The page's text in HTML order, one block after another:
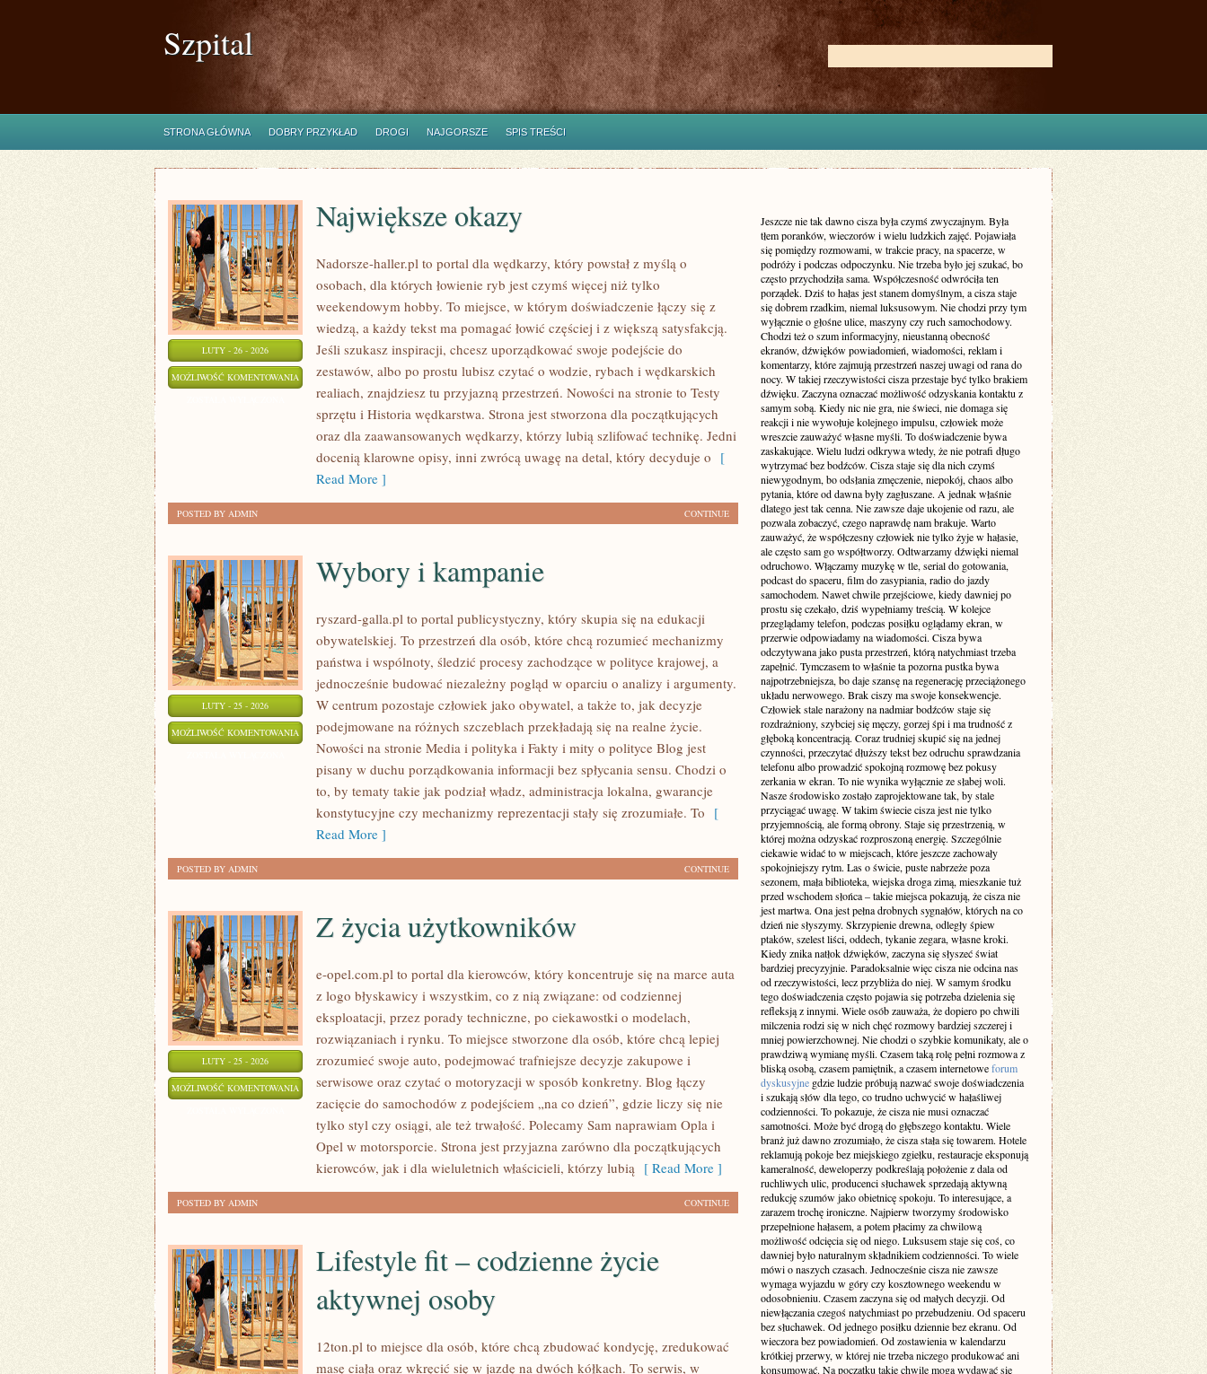
Szpital
STRONA GŁÓWNA DOBRY PRZYKŁAD DROGI NAJGORSZE SPIS TREŚCI
LUTY - 26 - 2026
MOŻLIWOŚĆ KOMENTOWANIA NAJWIĘKSZE
OKAZY
Największe okazy
Nadorsze-haller.pl to portal dla wędkarzy, który powstał z myślą o
osobach, dla których łowienie ryb jest czymś więcej niż tylko
weekendowym hobby. To miejsce, w którym doświadczenie łączy się z
wiedzą, a każdy tekst ma pomagać łowić częściej i z większą satysfakcją.
Jeśli szukasz inspiracji, chcesz uporządkować swoje podejście do
zestawów, albo po prostu lubisz czytać o wodzie, rybach i wędkarskich
realiach, znajdziesz tu przyjazną przestrzeń. Nowości na stronie to Testy
sprzętu i Historia wędkarstwa. Strona jest stworzona dla początkujących
oraz dla zaawansowanych wędkarzy, którzy lubią szlifować technikę. Jedni
docenią klarowne opisy, inni zwrócą uwagę na detal, który decyduje o [
Read More ]
CONTINUE
POSTED BY ADMIN
LUTY - 25 - 2026
MOŻLIWOŚĆ KOMENTOWANIA WYBORY
KAMPANIE
Wybory i kampanie
ryszard-galla.pl to portal publicystyczny, który skupia się na edukacji
obywatelskiej. To przestrzeń dla osób, które chcą rozumieć mechanizmy
państwa i wspólnoty, śledzić procesy zachodzące w polityce krajowej, a
jednocześnie budować niezależny pogląd w oparciu o analizy i argumenty.
W centrum pozostaje człowiek jako obywatel, a także to, jak decyzje
podejmowane na różnych szczeblach przekładają się na realne życie.
Nowości na stronie Media i polityka i Fakty i mity o polityce Blog jest
pisany w duchu porządkowania informacji bez spłycania sensu. Chodzi o
to, by tematy takie jak podział władz, administracja lokalna, gwarancje
konstytucyjne czy mechanizmy reprezentacji stały się zrozumiałe. To [
Read More ]
CONTINUE
POSTED BY ADMIN
LUTY - 25 - 2026
MOŻLIWOŚĆ KOMENTOWANIA
ŻYCIA
UŻYTKOWNIKÓW
Z życia użytkowników
e-opel.com.pl to portal dla kierowców, który koncentruje się na marce auta
z logo błyskawicy i wszystkim, co z nią związane: od codziennej
eksploatacji, przez porady techniczne, po ciekawostki o modelach,
rozwiązaniach i rynku. To miejsce stworzone dla osób, które chcą lepiej
zrozumieć swoje auto, podejmować trafniejsze decyzje zakupowe i
serwisowe oraz czytać o motoryzacji w sposób konkretny. Blog łączy
zacięcie do samochodów z podejściem „na co dzień”, gdzie liczy się nie
tylko styl czy osiągi, ale też trwałość. Polecamy Sam naprawiam Opla i
Opel w motorsporcie. Strona jest przyjazna zarówno dla początkujących
kierowców, jak i dla wieluletnich właścicieli, którzy lubią [ Read More ]
CONTINUE
POSTED BY ADMIN
Lifestyle fit – codzienne życie
aktywnej osoby
12ton.pl to miejsce dla osób, które chcą zbudować kondycję, zredukować
masę ciała oraz wkręcić się w jazdę na dwóch kółkach. To serwis, w
Jeszcze nie tak dawno cisza była czymś zwyczajnym. Była
tłem poranków, wieczorów i wielu ludzkich zajęć. Pojawiała
się pomiędzy rozmowami, w trakcie pracy, na spacerze, w
podróży i podczas odpoczynku. Nie trzeba było jej szukać, bo
często przychodziła sama. Współczesność odwróciła ten
porządek. Dziś to hałas jest stanem domyślnym, a cisza staje
się dobrem rzadkim, niemal luksusowym. Nie chodzi przy tym
wyłącznie o głośne ulice, maszyny czy ruch samochodowy.
Chodzi też o szum informacyjny, nieustanną obecność
ekranów, dźwięków powiadomień, wiadomości, reklam i
komentarzy, które zajmują przestrzeń naszej uwagi od rana do
nocy. W takiej rzeczywistości cisza przestaje być tylko brakiem
dźwięku. Zaczyna oznaczać możliwość odzyskania kontaktu z
samym sobą. Kiedy nic nie gra, nie świeci, nie domaga się
reakcji i nie wywołuje kolejnego impulsu, człowiek może
wreszcie zauważyć własne myśli. To doświadczenie bywa
zaskakujące. Wielu ludzi odkrywa wtedy, że nie potrafi długo
wytrzymać bez bodźców. Cisza staje się dla nich czymś
niewygodnym, bo odsłania zmęczenie, niepokój, chaos albo
pytania, które od dawna były zagłuszane. A jednak właśnie
dlatego jest tak cenna. Nie zawsze daje ukojenie od razu, ale
pozwala zobaczyć, czego naprawdę nam brakuje. Warto
zauważyć, że współczesny człowiek nie tylko żyje w hałasie,
ale często sam go współtworzy. Odtwarzamy dźwięki niemal
odruchowo. Włączamy muzykę w tle, serial do gotowania,
podcast do spaceru, film do zasypiania, radio do jazdy
samochodem. Nawet chwile przejściowe, kiedy dawniej po
prostu się czekało, dziś wypełniamy treścią. W kolejce
przeglądamy telefon, podczas posiłku oglądamy ekran, w
przerwie odpowiadamy na wiadomości. Cisza bywa
odczytywana jako pusta przestrzeń, którą natychmiast trzeba
zapełnić. Tymczasem to właśnie ta pozorna pustka bywa
najpotrzebniejsza, bo daje szansę na regenerację przeciążonego
układu nerwowego. Brak ciszy ma swoje konsekwencje.
Człowiek stale narażony na nadmiar bodźców staje się
rozdrażniony, szybciej się męczy, gorzej śpi i ma trudność z
głęboką koncentracją. Coraz trudniej skupić się na jednej
czynności, przeczytać dłuższy tekst bez odruchu sprawdzania
telefonu albo prowadzić spokojną rozmowę bez pokusy
zerkania w ekran. To nie wynika wyłącznie ze słabej woli.
Nasze środowisko zostało zaprojektowane tak, by stale
przyciągać uwagę. W takim świecie cisza jest nie tylko
przyjemnością, ale formą obrony. Staje się przestrzenią, w
której można odzyskać rozproszoną energię. Szczególnie
ciekawie widać to w miejscach, które jeszcze zachowały
spokojniejszy rytm. Las o świcie, puste nabrzeże poza
sezonem, mała biblioteka, wiejska droga zimą, mieszkanie tuż
przed wschodem słońca – takie miejsca pokazują, że cisza nie
jest martwa. Ona jest pełna drobnych sygnałów, których na co
dzień nie słyszymy. Skrzypienie drewna, odległy śpiew
ptaków, szelest liści, oddech, tykanie zegara, własne kroki.
Kiedy znika natłok dźwięków, zaczyna się słyszeć świat
bardziej precyzyjnie. Paradoksalnie więc cisza nie odcina nas
od rzeczywistości, lecz przybliża do niej. W samym środku
tego doświadczenia często pojawia się potrzeba dzielenia się
refleksją z innymi. Wiele osób zauważa, że dopiero po chwili
milczenia rodzi się w nich chęć rozmowy bardziej szczerej i
mniej powierzchownej. Nie chodzi o szybkie komunikaty, ale o
prawdziwą wymianę myśli. Czasem taką rolę pełni rozmowa z
bliską osobą, czasem pamiętnik, a czasem internetoweforum
dyskusyjne gdzie ludzie próbują nazwać swoje doświadczenia
i szukają słów dla tego, co trudno uchwycić w hałaśliwej
codzienności. To pokazuje, że cisza nie musi oznaczać
samotności. Może być drogą do głębszego kontaktu. Wiele
branż już dawno zrozumiało, że cisza stała się towarem. Hotele
reklamują pokoje bez miejskiego zgiełku, restauracje eksponują
kameralność, deweloperzy podkreślają położenie z dala od
ruchliwych ulic, producenci słuchawek sprzedają aktywną
redukcję szumów jako obietnicę spokoju. To interesujące, a
zarazem trochę ironiczne. Najpierw tworzymy środowisko
przepełnione hałasem, a potem płacimy za chwilową
możliwość odcięcia się od niego. Luksusem staje się coś, co
dawniej było naturalnym składnikiem codzienności. To wiele
mówi o naszych czasach. Jednocześnie cisza nie zawsze
wymaga wyjazdu w góry czy kosztownego weekendu w
odosobnieniu. Czasem zaczyna się od małych decyzji. Od
niewłączania czegoś natychmiast po przebudzeniu. Od spaceru
bez słuchawek. Od jednego posiłku dziennie bez ekranu. Od
wieczora bez powiadomień. Od zostawienia w kalendarzu
krótkiej przerwy, w której nie trzeba niczego produkować ani
konsumować. Na początku takie chwile mogą wydawać się